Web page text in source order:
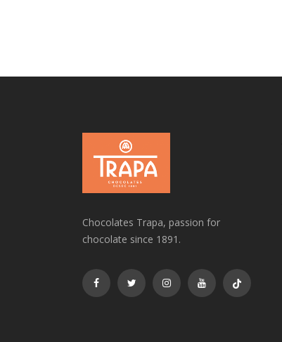
Chocolates Trapa, passion for
chocolate since 1891.